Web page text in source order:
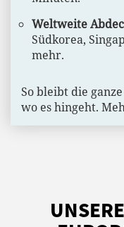
Weltweite
Südkorea,
mehr.
So bleibt die
wo es hingeht.